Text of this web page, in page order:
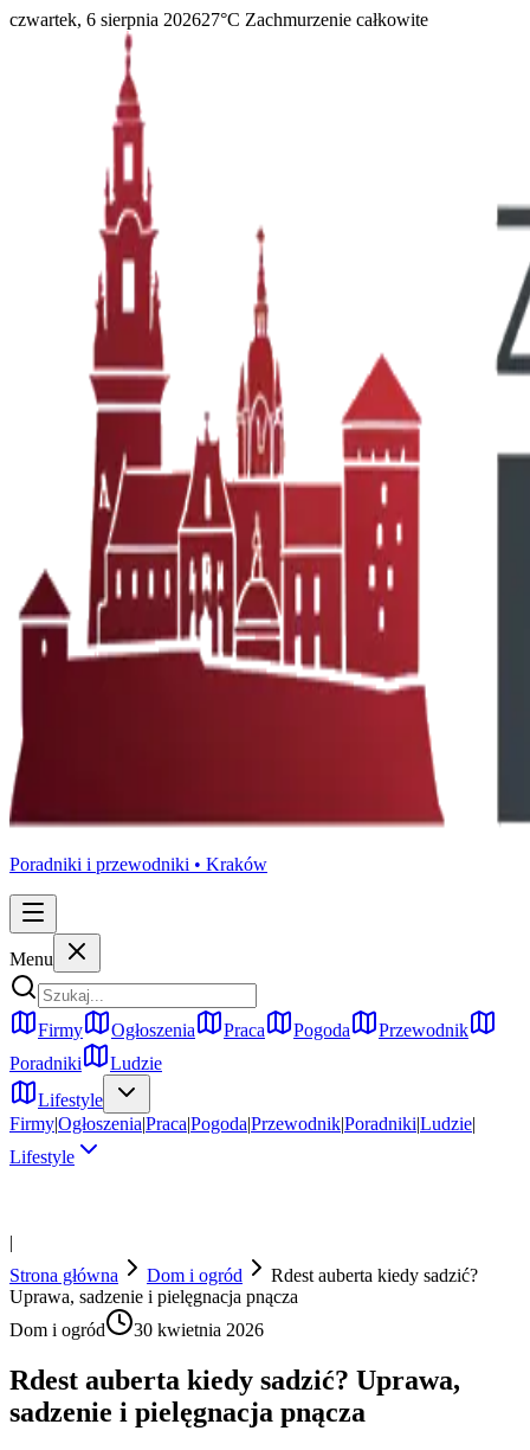
czwartek, 6 sierpnia 202627°C Zachmurzenie całkowite
Poradniki i przewodniki • Kraków
Menu
Firmy Ogłoszenia Praca Pogoda
Przewodnik
Poradniki
Ludzie
Lifestyle
Firmy|Ogłoszenia|Praca|Pogoda|Przewodnik|Poradniki|Ludzie|
Lifestyle
|
Strona główna
Dom i ogród
Rdest auberta kiedy sadzić?
Uprawa, sadzenie i pielęgnacja pnącza
Dom i ogród
30 kwietnia 2026
Rdest auberta kiedy sadzić? Uprawa,
sadzenie i pielęgnacja pnącza